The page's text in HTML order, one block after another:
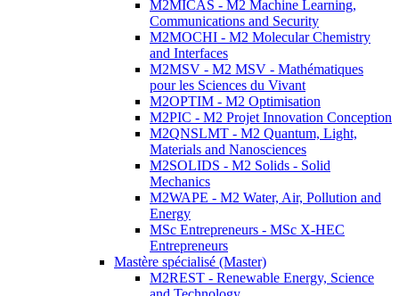
M2MICAS - M2 Machine Learning,
Communications and Security
M2MOCHI - M2 Molecular Chemistry
and Interfaces
M2MSV - M2 MSV - Mathématiques
pour les Sciences du Vivant
M2OPTIM - M2 Optimisation
M2PIC - M2 Projet Innovation Conception
M2QNSLMT - M2 Quantum, Light,
Materials and Nanosciences
M2SOLIDS - M2 Solids - Solid
Mechanics
M2WAPE - M2 Water, Air, Pollution and
Energy
MSc Entrepreneurs - MSc X-HEC
Entrepreneurs
Mastère spécialisé (Master)
M2REST - Renewable Energy, Science